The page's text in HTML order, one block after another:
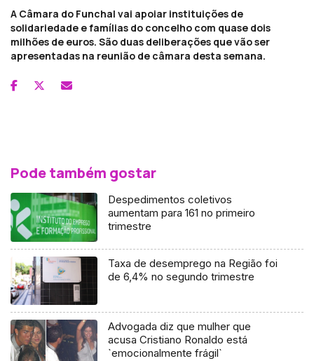
A Câmara do Funchal vai apoiar instituições de
solidariedade e famílias do concelho com quase dois
milhões de euros. São duas deliberações que vão ser
apresentadas na reunião de câmara desta semana.
Pode também gostar
Despedimentos coletivos
aumentam para 161 no primeiro
trimestre
Taxa de desemprego na Região foi
de 6,4% no segundo trimestre
Advogada diz que mulher que
acusa Cristiano Ronaldo está
`emocionalmente frágil`